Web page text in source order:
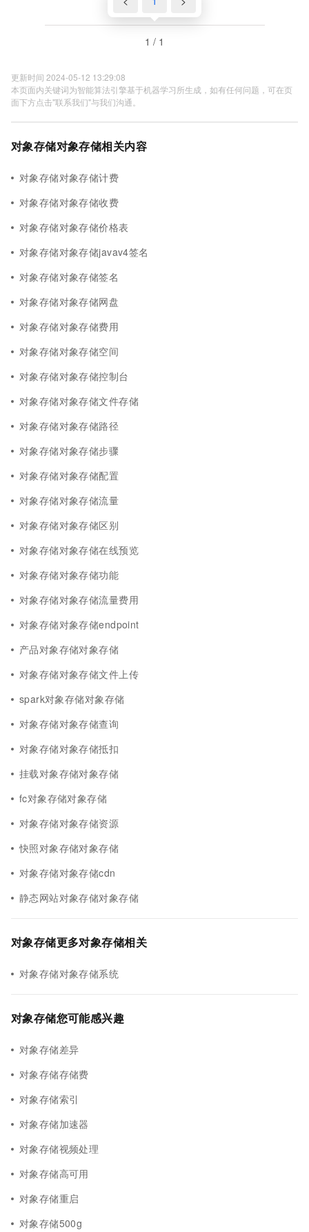
1 / 1
更新时间 2024-05-12 13:29:08
本页面内关键词为智能算法引擎基于机器学习所生成，如有任何问题，可在页
面下方点击"联系我们"与我们沟通。
对象存储对象存储相关内容
对象存储对象存储计费
对象存储对象存储收费
对象存储对象存储价格表
对象存储对象存储javav4签名
对象存储对象存储签名
对象存储对象存储网盘
对象存储对象存储费用
对象存储对象存储空间
对象存储对象存储控制台
对象存储对象存储文件存储
对象存储对象存储路径
对象存储对象存储步骤
对象存储对象存储配置
对象存储对象存储流量
对象存储对象存储区别
对象存储对象存储在线预览
对象存储对象存储功能
对象存储对象存储流量费用
对象存储对象存储endpoint
产品对象存储对象存储
对象存储对象存储文件上传
spark对象存储对象存储
对象存储对象存储查询
对象存储对象存储抵扣
挂载对象存储对象存储
fc对象存储对象存储
对象存储对象存储资源
快照对象存储对象存储
对象存储对象存储cdn
静态网站对象存储对象存储
对象存储更多对象存储相关
对象存储对象存储系统
对象存储您可能感兴趣
对象存储差异
对象存储存储费
对象存储索引
对象存储加速器
对象存储视频处理
对象存储高可用
对象存储重启
对象存储500g